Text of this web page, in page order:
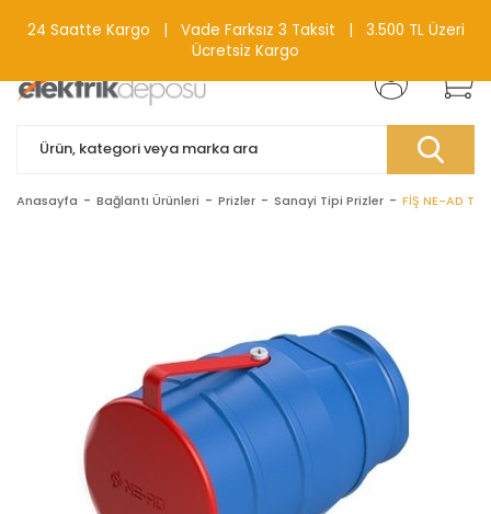
0(212) 240 87 88
Anasayfa Bağlantı Ürünleri Prizler Sanayi Tipi Prizler FİŞ NE-AD
24 Saatte Kargo | Vade Farksız 3 Taksit | 3.500 TL Üzeri
Ücretsiz Kargo